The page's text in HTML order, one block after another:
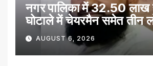
नगर पालिका में 32.50
घोटाले में चेयरमैन समेत तीन
AUGUST 6, 2026